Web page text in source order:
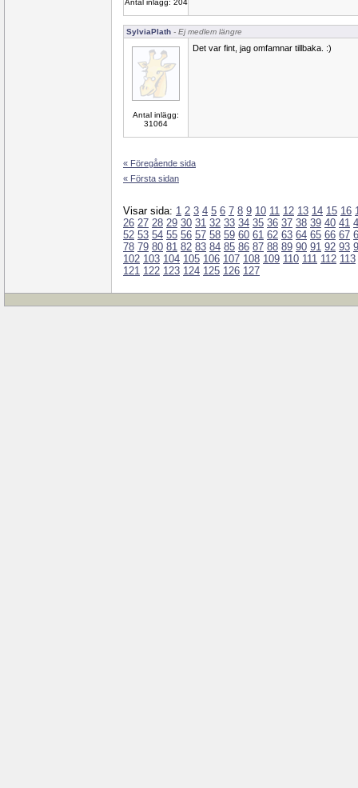
Antal inlägg: 204
SylviaPlath - Ej medlem längre
Antal inlägg:
31064
Det var fint, jag omfamnar tillbaka. :)
« Föregående sida
« Första sidan
Visar sida: 1 2 3 4 5 6 7 8 9 10 11 12 13 14 15 16
26 27 28 29 30 31 32 33 34 35 36 37 38 39 40 41
52 53 54 55 56 57 58 59 60 61 62 63 64 65 66 67
78 79 80 81 82 83 84 85 86 87 88 89 90 91 92 93
102 103 104 105 106 107 108 109 110 111 112 113
121 122 123 124 125 126 127